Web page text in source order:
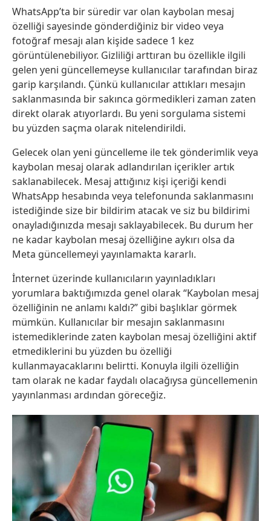
WhatsApp’ta bir süredir var olan kaybolan mesaj
özelliği sayesinde gönderdiğiniz bir video veya
fotoğraf mesajı alan kişide sadece 1 kez
görüntülenebiliyor. Gizliliği arttıran bu özellikle ilgili
gelen yeni güncellemeyse kullanıcılar tarafından biraz
garip karşılandı. Çünkü kullanıcılar attıkları mesajın
saklanmasında bir sakınca görmedikleri zaman zaten
direkt olarak atıyorlardı. Bu yeni sorgulama sistemi
bu yüzden saçma olarak nitelendirildi.
Gelecek olan yeni güncelleme ile tek gönderimlik veya
kaybolan mesaj olarak adlandırılan içerikler artık
saklanabilecek. Mesaj attığınız kişi içeriği kendi
WhatsApp hesabında veya telefonunda saklanmasını
istediğinde size bir bildirim atacak ve siz bu bildirimi
onayladığınızda mesajı saklayabilecek. Bu durum her
ne kadar kaybolan mesaj özelliğine aykırı olsa da
Meta güncellemeyi yayınlamakta kararlı.
İnternet üzerinde kullanıcıların yayınladıkları
yorumlara baktığımızda genel olarak “Kaybolan mesaj
özelliğinin ne anlamı kaldı?” gibi başlıklar görmek
mümkün. Kullanıcılar bir mesajın saklanmasını
istemediklerinde zaten kaybolan mesaj özelliğini aktif
etmediklerini bu yüzden bu özelliği
kullanmayacaklarını belirtti. Konuyla ilgili özelliğin
tam olarak ne kadar faydalı olacağıysa güncellemenin
yayınlanması ardından göreceğiz.